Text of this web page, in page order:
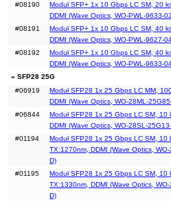
#08190
Moduł SFP+ 1x 10 Gbps LC SM, 20
DDMI (Wave Optics, WO-PWL-9633-
#08191
Moduł SFP+ 1x 10 Gbps LC SM, 40
DDMI (Wave Optics, WO-PWL-9627-
#08192
Moduł SFP+ 1x 10 Gbps LC SM, 40
DDMI (Wave Optics, WO-PWL-9633-
» SFP28 25G
#06919
Moduł SFP28 1x 25 Gbps LC MM,
DDMI (Wave Optics, WO-28ML-
#06844
Moduł SFP28 1x 25 Gbps LC SM, 10
DDMI (Wave Optics, WO-28SL-
#01194
Moduł SFP28 1x 25 Gbps LC SM, 10
TX:1270nm, DDMI (Wave Optics,
D)
#01195
Moduł SFP28 1x 25 Gbps LC SM, 10
TX:1330nm, DDMI (Wave Optics,
D)